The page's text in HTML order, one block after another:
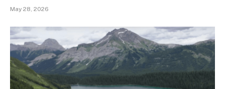
May 28, 2026